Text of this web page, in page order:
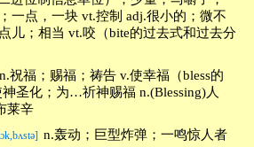
一点，一块 vt.控制 adj.很小的；微不
儿；相当 vt.咬（bite的过去式和过去分
n.祝福；赐福；祷告 v.使幸福（bless的
圣化；为…祈神赐福 n.(Blessing)人
莱辛
n.轰动；巨型炸弹；一鸣惊人者